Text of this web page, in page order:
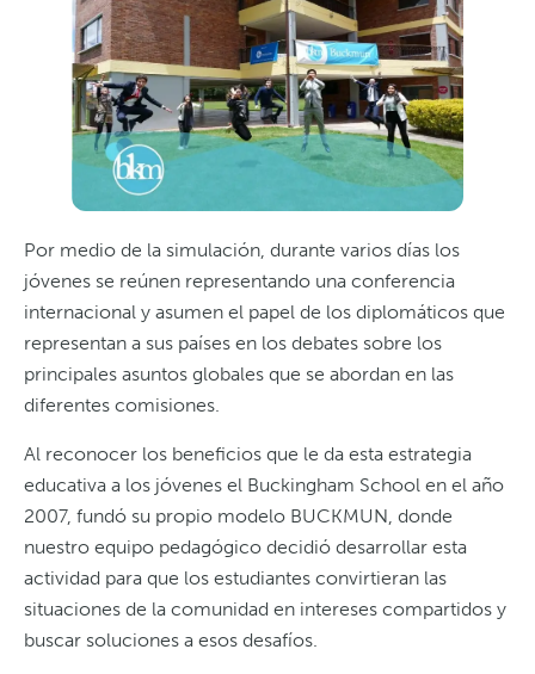
Por medio de la simulación, durante varios días los
jóvenes se reúnen representando una conferencia
internacional y asumen el papel de los diplomáticos que
representan a sus países en los debates sobre los
principales asuntos globales que se abordan en las
diferentes comisiones.
Al reconocer los beneficios que le da esta estrategia
educativa a los jóvenes el Buckingham School en el año
2007, fundó su propio modelo BUCKMUN, donde
nuestro equipo pedagógico decidió desarrollar esta
actividad para que los estudiantes convirtieran las
situaciones de la comunidad en intereses compartidos y
buscar soluciones a esos desafíos.